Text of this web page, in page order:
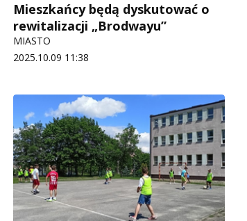
Mieszkańcy będą dyskutować o
rewitalizacji „Brodwayu”
MIASTO
2025.10.09 11:38